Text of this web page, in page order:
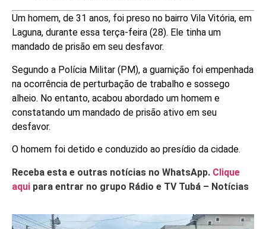
Um homem, de 31 anos, foi preso no bairro Vila Vitória, em
Laguna, durante essa terça-feira (28). Ele tinha um
mandado de prisão em seu desfavor.
Segundo a Polícia Militar (PM), a guarnição foi empenhada
na ocorrência de perturbação de trabalho e sossego
alheio. No entanto, acabou abordado um homem e
constatando um mandado de prisão ativo em seu
desfavor.
O homem foi detido e conduzido ao presídio da cidade.
Receba esta e outras notícias no WhatsApp. Clique
aqui para entrar no grupo Rádio e TV Tubá – Notícias